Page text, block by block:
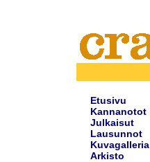
Etusivu
Kannanotot
Julkaisut
Lausunnot
Kuvagalleria
Arkisto